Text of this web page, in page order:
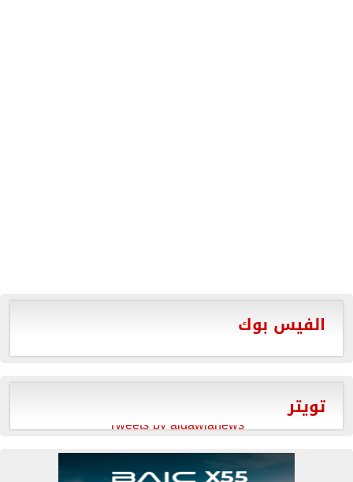
الفيس بوك
تويتر
Tweets by aldawlanews